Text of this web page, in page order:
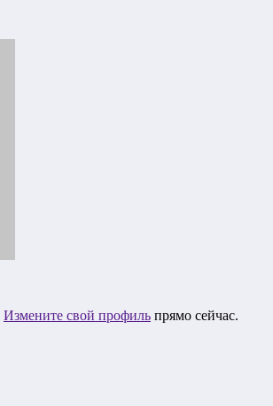
Измените свой профиль прямо сейчас.